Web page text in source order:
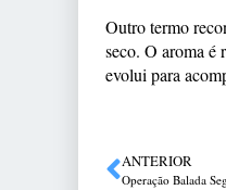
Outro termo
seco. O aroma é
evolui para
ANTERIOR
Operação Balada